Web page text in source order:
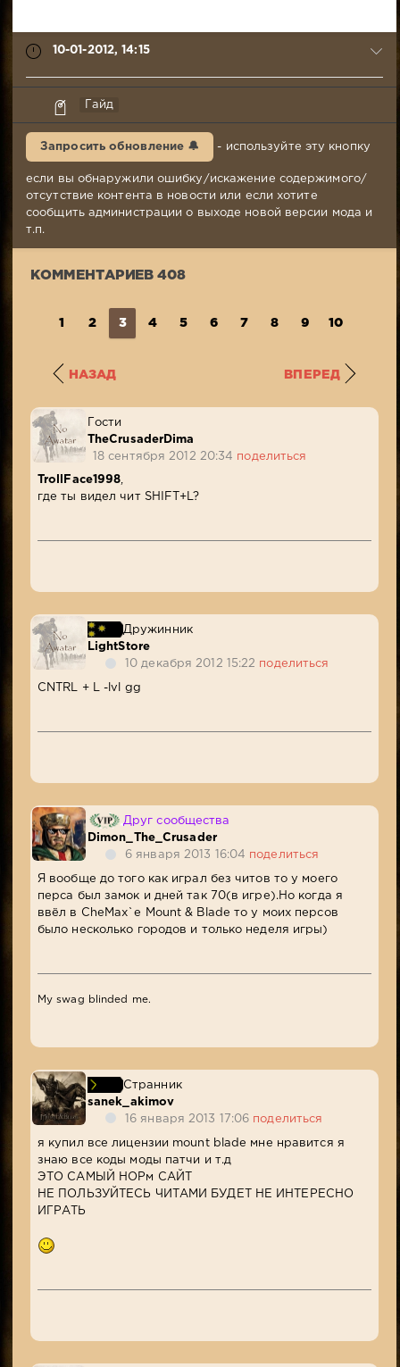
10-01-2012, 14:15
TRiOLD
10-
408
Гайд
Запросить обновление 🔔 - используйте эту кнопку
если вы обнаружили ошибку/искажение содержимого/
отсутствие контента в новости или если хотите
сообщить администрации о выходе новой версии мода и
т.п.
КОММЕНТАРИЕВ 408
1 2 3 4 5 6 7 8 9 10
НАЗАД ВПЕРЕД
Гости
TheCrusaderDima
18 сентября 2012 20:34 поделиться
TrollFace1998,
где ты видел чит SHIFT+L?
Дружинник
LightStore
10 декабря 2012 15:22
поделиться
CNTRL + L -lvl gg
Друг сообщества
Dimon_The_Crusader
6 января 2013 16:04 поделиться
Я вообще до того как играл без читов то у моего
перса был замок и дней так 70(в игре).Но когда я
ввёл в CheMax`е Mount & Blade то у моих персов
было несколько городов и только неделя игры)
My swag blinded me.
Странник
sanek_akimov
16 января 2013 17:06 поделиться
я купил все лицензии mount blade мне нравится я
знаю все коды моды патчи и т.д
ЭТО САМЫЙ НОРм САЙТ
НЕ ПОЛЬЗУЙТЕСЬ ЧИТАМИ БУДЕТ НЕ ИНТЕРЕСНО
ИГРАТЬ